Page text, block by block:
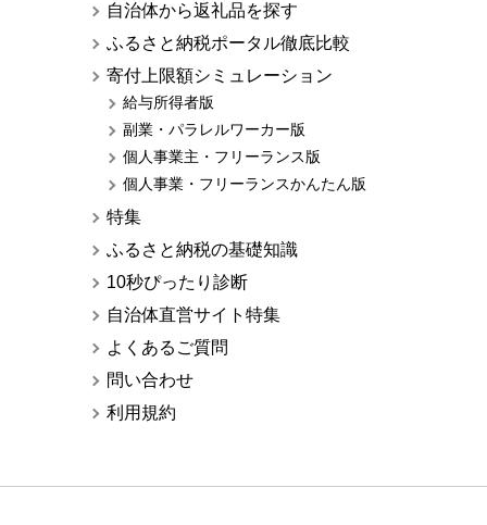
自治体から返礼品を探す
ふるさと納税ポータル徹底比較
寄付上限額シミュレーション
給与所得者版
副業・パラレルワーカー版
個人事業主・フリーランス版
個人事業・フリーランスかんたん版
特集
ふるさと納税の基礎知識
10秒ぴったり診断
自治体直営サイト特集
よくあるご質問
問い合わせ
利用規約